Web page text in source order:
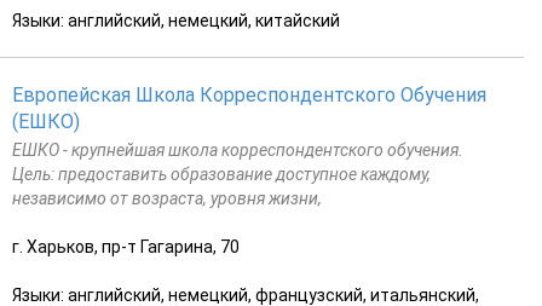
Языки: английский, немецкий, китайский
Европейская Школа Корреспондентского Обучения
(ЕШКО)
ЕШКО - крупнейшая школа корреспондентского обучения.
Цель: предоставить образование доступное каждому,
независимо от возраста, уровня жизни,
г. Харьков, пр-т Гагарина, 70
Языки: английский, немецкий, французский, итальянский,